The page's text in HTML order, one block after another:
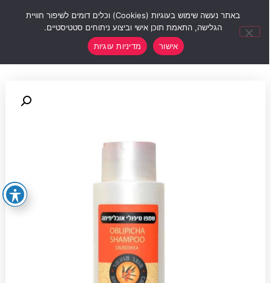
באתר נעשה שימוש בעוגיות (Cookies) וכלים דומים לשיפור חוויית
הגלישה, התאמת תוכן אישי וביצוע ניתוחים סטטיסטיים.
אישור
מדיניות עוגיות